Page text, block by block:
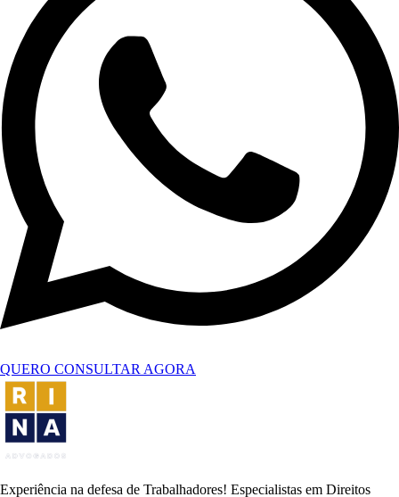
QUERO CONSULTAR AGORA
Experiência na defesa de Trabalhadores! Especialistas em Direitos